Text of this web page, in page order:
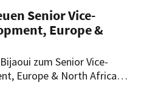
Senior Vice-
Europe &
zum Senior Vice-
Europe & North Africa